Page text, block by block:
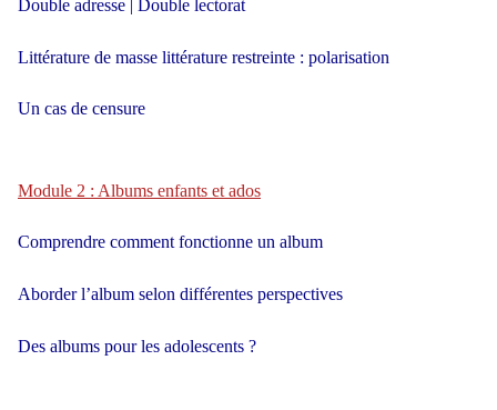
Double adresse | Double lectorat
Littérature de masse littérature restreinte : polarisation
Un cas de censure
Module 2 : Albums enfants et ados
Comprendre comment fonctionne un album
Aborder l’album selon différentes perspectives
Des albums pour les adolescents ?